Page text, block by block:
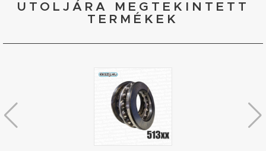
UTOLJÁRA MEGTEKINTETT
TERMÉKEK